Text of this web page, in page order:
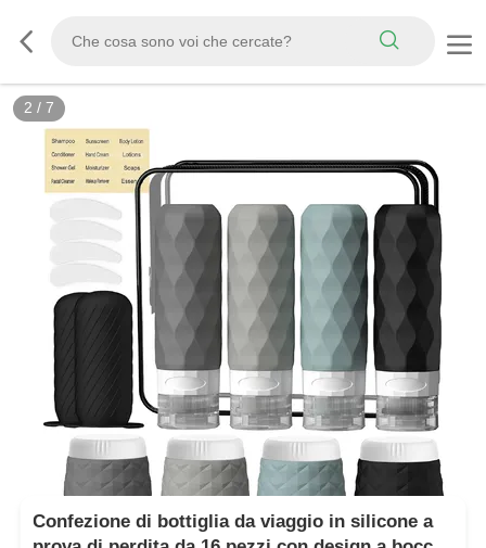
3 / 7
Confezione di bottiglia da viaggio in silicone a